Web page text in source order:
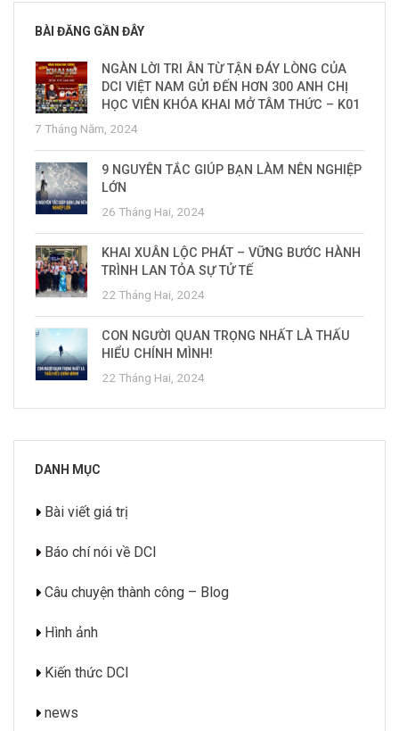
BÀI ĐĂNG GẦN ĐÂY
NGÀN LỜI TRI ÂN TỪ TẬN ĐÁY LÒNG CỦA
DCI VIỆT NAM GỬI ĐẾN HƠN 300 ANH CHỊ
HỌC VIÊN KHÓA KHAI MỞ TÂM THỨC – K01
7 Tháng Năm, 2024
9 NGUYÊN TẮC GIÚP BẠN LÀM NÊN NGHIỆP
LỚN
26 Tháng Hai, 2024
KHAI XUÂN LỘC PHÁT – VỮNG BƯỚC HÀNH
TRÌNH LAN TỎA SỰ TỬ TẾ
22 Tháng Hai, 2024
CON NGƯỜI QUAN TRỌNG NHẤT LÀ THẤU
HIỂU CHÍNH MÌNH!
22 Tháng Hai, 2024
DANH MỤC
Bài viết giá trị
Báo chí nói về DCI
Câu chuyện thành công – Blog
Hình ảnh
Kiến thức DCI
news